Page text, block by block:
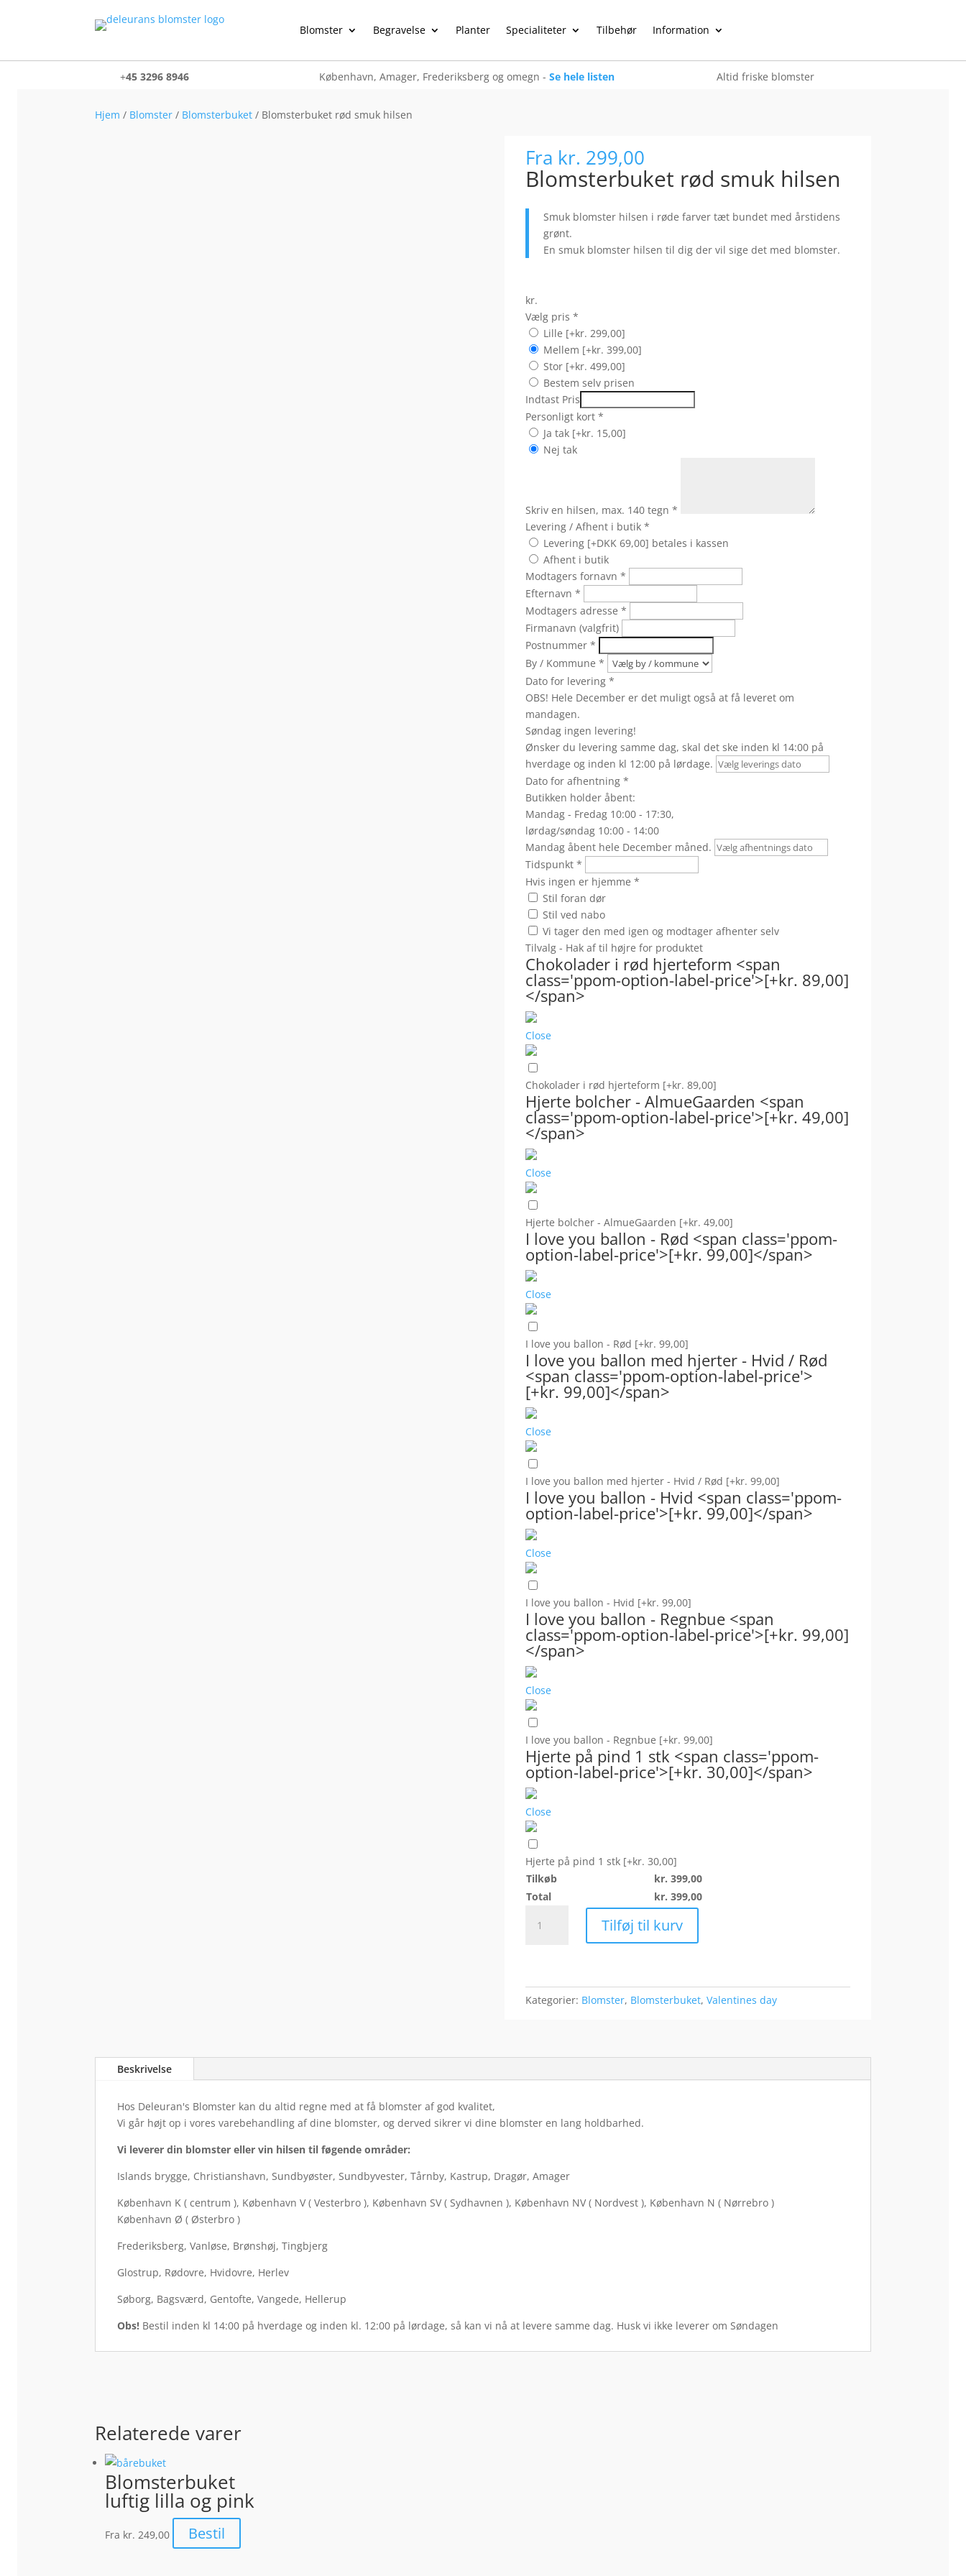
Blomster Begravelse Planter Specialiteter Tilbehør Information
+45 3296 8946 København, Amager, Frederiksberg og omegn - Se hele listen Altid friske blomster
Hjem / Blomster / Blomsterbuket / Blomsterbuket rød smuk hilsen
Fra kr. 299,00
Blomsterbuket rød smuk hilsen
Smuk blomster hilsen i røde farver tæt bundet med årstidens
grønt.
En smuk blomster hilsen til dig der vil sige det med blomster.
kr.
Vælg pris *
Lille [+kr. 299,00]
Mellem [+kr. 399,00]
Stor [+kr. 499,00]
Bestem selv prisen
Indtast Pris
Personligt kort*
Ja tak [+kr. 15,00]
Nej tak
Skriv en hilsen, max. 140 tegn *
Levering / Afhent i butik*
Levering [+DKK 69,00] betales i kassen
Afhent i butik
Modtagers fornavn *
Efternavn *
Modtagers adresse *
Firmanavn (valgfrit)
Postnummer*
By / Kommune *
Dato for levering*
OBS! Hele December er det muligt også at få leveret om
mandagen.
Søndag ingen levering!
Ønsker du levering samme dag, skal det ske inden kl 14:00 på
hverdage og inden kl 12:00 på lørdage.
Dato for afhentning*
Butikken holder åbent:
Mandag - Fredag 10:00 - 17:30,
lørdag/søndag 10:00 - 14:00
Mandag åbent hele December måned.
Tidspunkt*
Hvis ingen er hjemme *
Stil foran dør
Stil ved nabo
Vi tager den med igen og modtager afhenter selv
Tilvalg - Hak af til højre for produktet
Chokolader i rød hjerteform <span
class='ppom-option-label-price'>[+kr. 89,00]
</span>
Close
Chokolader i rød hjerteform [+kr. 89,00]
Hjerte bolcher - AlmueGaarden <span
class='ppom-option-label-price'>[+kr. 49,00]
</span>
Close
Hjerte bolcher - AlmueGaarden [+kr. 49,00]
I love you ballon - Rød <span class='ppom-
option-label-price'>[+kr. 99,00]</span>
Close
I love you ballon - Rød [+kr. 99,00]
I love you ballon med hjerter - Hvid / Rød
<span class='ppom-option-label-price'>
[+kr. 99,00]</span>
Close
I love you ballon med hjerter - Hvid / Rød [+kr. 99,00]
I love you ballon - Hvid <span class='ppom-
option-label-price'>[+kr. 99,00]</span>
Close
I love you ballon - Hvid [+kr. 99,00]
I love you ballon - Regnbue <span
class='ppom-option-label-price'>[+kr. 99,00]
</span>
Close
I love you ballon - Regnbue [+kr. 99,00]
Hjerte på pind 1 stk <span class='ppom-
option-label-price'>[+kr. 30,00]</span>
Close
Hjerte på pind 1 stk [+kr. 30,00]
Tilkøb
kr. 399,00
Total
kr. 399,00
Blomsterbuket
rød
Tilføj til kurv
Kategorier: Blomster, Blomsterbuket, Valentines day
Beskrivelse
Hos Deleuran's Blomster kan du altid regne med at få blomster af god kvalitet,
Vi går højt op i vores varebehandling af dine blomster, og derved sikrer vi dine blomster en lang holdbarhed.
Vi leverer din blomster eller vin hilsen til føgende områder:
Islands brygge, Christianshavn, Sundbyøster, Sundbyvester, Tårnby, Kastrup, Dragør, Amager
København K ( centrum ), København V ( Vesterbro ), København SV ( Sydhavnen ), København NV ( Nordvest ), København N ( Nørrebro )
København Ø ( Østerbro )
Frederiksberg, Vanløse, Brønshøj, Tingbjerg
Glostrup, Rødovre, Hvidovre, Herlev
Søborg, Bagsværd, Gentofte, Vangede, Hellerup
Obs! Bestil inden kl 14:00 på hverdage og inden kl. 12:00 på lørdage, så kan vi nå at levere samme dag. Husk vi ikke leverer om Søndagen
Relaterede varer
Blomsterbuket
luftig lilla og pink
Fra kr. 249,00 Bestil